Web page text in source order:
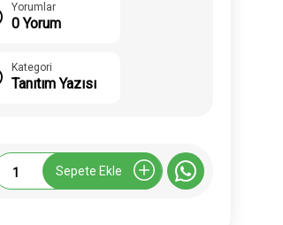
Yorumlar
0 Yorum
Kategori
Tanıtım Yazısı
Webyazilari.com.tr
Tanıtım
Sepete Ekle